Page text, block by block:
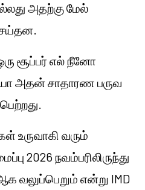
அதற்கு மேல்
சூப்பர் எல் நீனோ
அதன் சாதாரண பருவ
உருவாகி வரும்
2026 நவம்பரிலிருந்து
வலுப்பெறும் என்று IMD